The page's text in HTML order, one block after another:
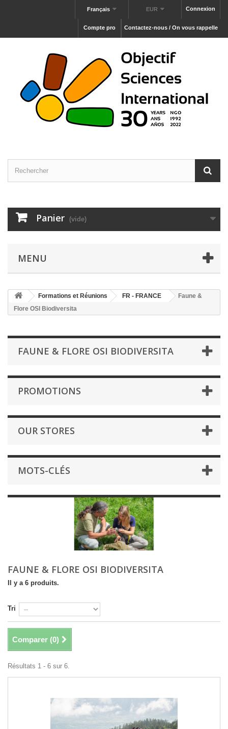
Connexion
EUR
Français
Contactez-nous / On vous rappelle
Compte pro
Panier (vide)
MENU
Formations et Réunions FR - FRANCE
Faune &
Flore OSI Biodiversita
FAUNE & FLORE OSI BIODIVERSITA
PROMOTIONS
OUR STORES
MOTS-CLÉS
FAUNE & FLORE OSI BIODIVERSITA
Il y a 6 produits.
Tri
Comparer (0)
Résultats 1 - 6 sur 6.